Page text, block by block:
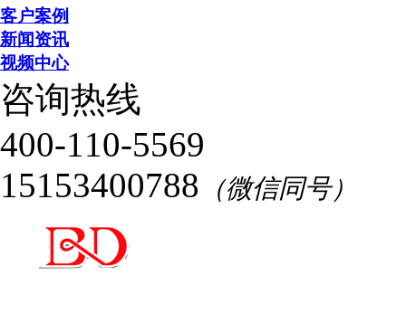
客户案例
新闻资讯
视频中心
咨询热线
400-110-5569
15153400788 （微信同号）